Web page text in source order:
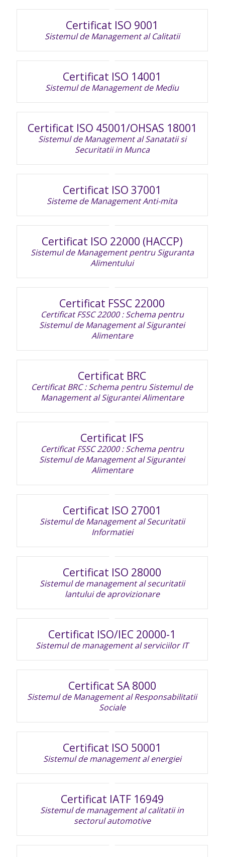
Certificat ISO 9001
Sistemul de Management al Calitatii
Certificat ISO 14001
Sistemul de Management de Mediu
Certificat ISO 45001/OHSAS 18001
Sistemul de Management al Sanatatii si
Securitatii in Munca
Certificat ISO 37001
Sisteme de Management Anti-mita
Certificat ISO 22000 (HACCP)
Sistemul de Management pentru Siguranta
Alimentului
Certificat FSSC 22000
Certificat FSSC 22000 : Schema pentru
Sistemul de Management al Sigurantei
Alimentare
Certificat BRC
Certificat BRC : Schema pentru Sistemul de
Management al Sigurantei Alimentare
Certificat IFS
Certificat FSSC 22000 : Schema pentru
Sistemul de Management al Sigurantei
Alimentare
Certificat ISO 27001
Sistemul de Management al Securitatii
Informatiei
Certificat ISO 28000
Sistemul de management al securitatii
lantului de aprovizionare
Certificat ISO/IEC 20000-1
Sistemul de management al serviciilor IT
Certificat SA 8000
Sistemul de Management al Responsabilitatii
Sociale
Certificat ISO 50001
Sistemul de management al energiei
Certificat IATF 16949
Sistemul de management al calitatii in
sectorul automotive